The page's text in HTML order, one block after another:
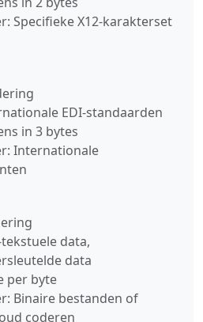
Specifieke X12‑karakterset
EDI‑standaarden
in 3 bytes
Internationale
data,
data
per byte
Binaire bestanden of
coderen